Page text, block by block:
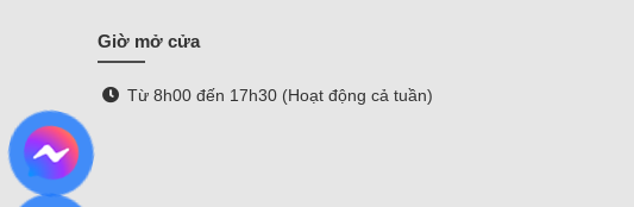
Giờ mở cửa
Từ 8h00 đến 17h30 (Hoạt động cả tuần)